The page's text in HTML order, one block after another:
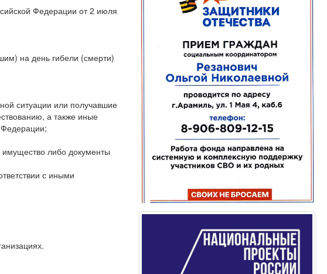
Федерации от 2 июля
на день гибели (смерти)
ситуации или получавшие
а также иные
либо документы
с иными